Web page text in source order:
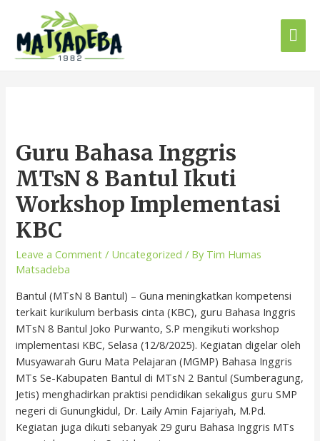
Guru Bahasa Inggris
MTsN 8 Bantul Ikuti
Workshop Implementasi
KBC
Leave a Comment / Uncategorized / By Tim Humas
Matsadeba
Bantul (MTsN 8 Bantul) – Guna meningkatkan kompetensi
terkait kurikulum berbasis cinta (KBC), guru Bahasa Inggris
MTsN 8 Bantul Joko Purwanto, S.P mengikuti workshop
implementasi KBC, Selasa (12/8/2025). Kegiatan digelar oleh
Musyawarah Guru Mata Pelajaran (MGMP) Bahasa Inggris
MTs Se-Kabupaten Bantul di MTsN 2 Bantul (Sumberagung,
Jetis) menghadirkan praktisi pendidikan sekaligus guru SMP
negeri di Gunungkidul, Dr. Laily Amin Fajariyah, M.Pd.
Kegiatan juga dikuti sebanyak 29 guru Bahasa Inggris MTs